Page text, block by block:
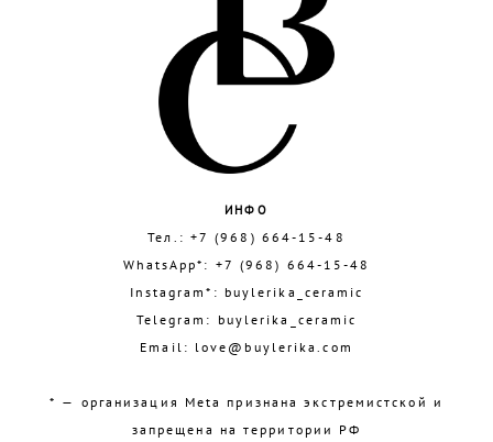
ИНФО
Тел.: +7 (968) 664-15-48
WhatsApp*: +7 (968) 664-15-48
Instagram*: buylerika_ceramic
Telegram: buylerika_ceramic
Email: love@buylerika.com
* — организация Meta признана экстремистской и
запрещена на территории РФ